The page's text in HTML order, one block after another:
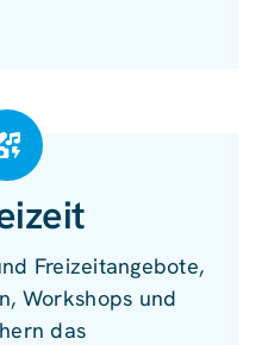
Freizeitangebote,
Workshops und
das